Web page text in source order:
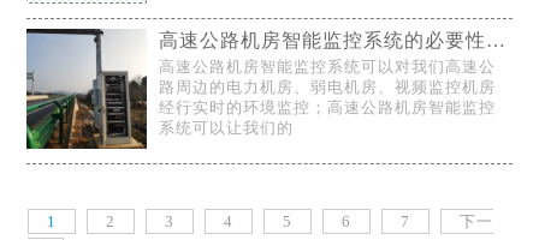
高速公路机房智能监控系统的必要性特点及解决方案
高速公路机房智能监控系统可以对我们高速公
路周边的电力机房、弱电机房、视频监控机房
经行实时的环境监控；高速公路机房智能监控
系统可以让我们的
1 2 3 4 5 6 7
下一